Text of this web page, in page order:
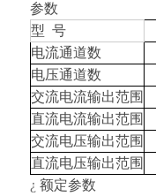
参数
型 号
电流通道数
电压通道数
交流电流输出范围
直流电流输出范围
交流电压输出范围
直流电压输出范围
¿ 额定参数